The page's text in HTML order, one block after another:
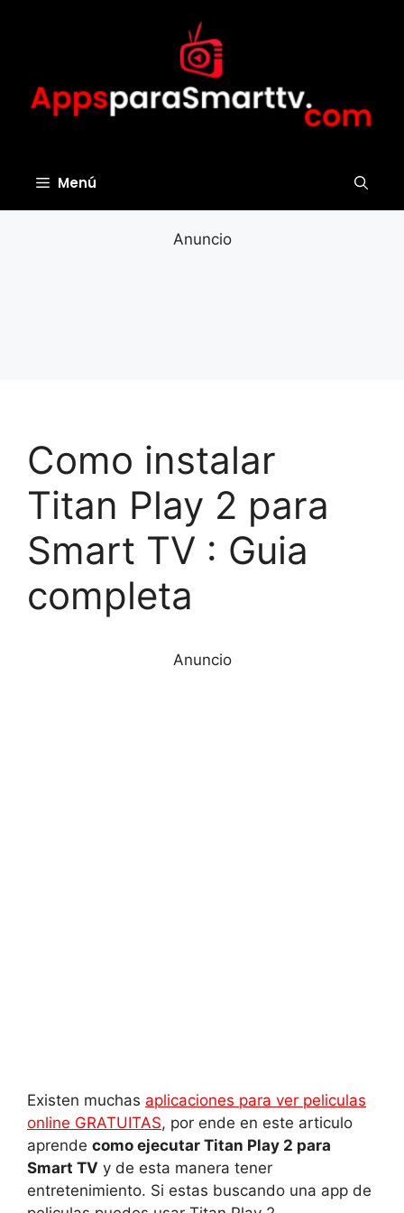
Menú
Anuncio
Como instalar
Titan Play 2 para
Smart TV : Guia
completa
Anuncio
Existen muchas aplicaciones para ver peliculas
online GRATUITAS, por ende en este articulo
aprende como ejecutar Titan Play 2 para
Smart TV y de esta manera tener
entretenimiento. Si estas buscando una app de